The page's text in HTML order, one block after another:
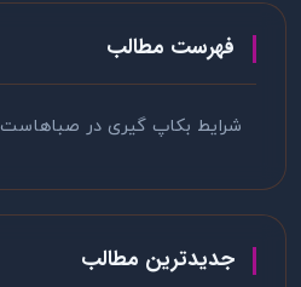
فهرست مطالب
شرایط بکاپ گیری در صباهاست
جدیدترین مطالب